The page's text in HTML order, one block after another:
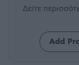
Δείτε
Add